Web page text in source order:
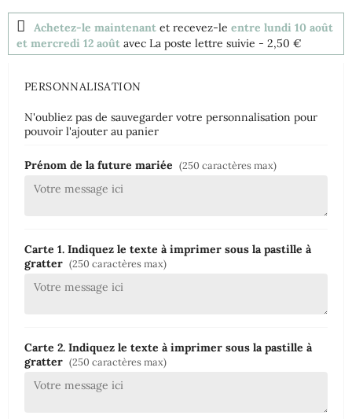
Achetez-le maintenant et recevez-le entre lundi 10 août
et mercredi 12 août avec La poste lettre suivie - 2,50 €
PERSONNALISATION
N'oubliez pas de sauvegarder votre personnalisation pour
pouvoir l'ajouter au panier
Prénom de la future mariée (250 caractères max)
Carte 1. Indiquez le texte à imprimer sous la pastille à
gratter (250 caractères max)
Carte 2. Indiquez le texte à imprimer sous la pastille à
gratter (250 caractères max)